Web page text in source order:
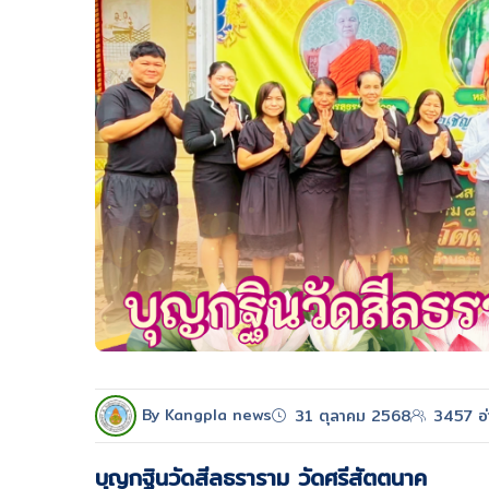
By Kangpla news 31 ตุลาคม 2568 3457
บุญกฐินวัดสีลธราราม วัดศรีสัตตนาค